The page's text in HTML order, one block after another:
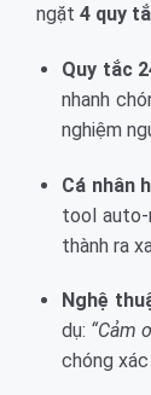
ngặt 4 quy
Quy tắc
nhanh
nghiệm
Cá nhân
tool auto-
thành ra
Nghệ
dụ: “Cảm
chóng